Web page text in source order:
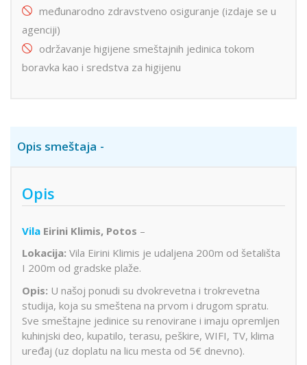
međunarodno zdravstveno osiguranje (izdaje se u
agenciji)
održavanje higijene smeštajnih jedinica tokom
boravka kao i sredstva za higijenu
Opis smeštaja
Opis
Vila Eirini Klimis, Potos –
Lokacija: Vila Eirini Klimis je udaljena 200m od šetališta
I 200m od gradske plaže.
Opis: U našoj ponudi su dvokrevetna i trokrevetna
studija, koja su smeštena na prvom i drugom spratu.
Sve smeštajne jedinice su renovirane i imaju opremljen
kuhinjski deo, kupatilo, terasu, peškire, WIFI, TV, klima
uređaj (uz doplatu na licu mesta od 5€ dnevno).